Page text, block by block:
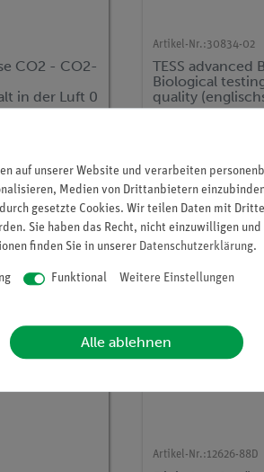
CO2 - CO2-
in der Luft 0
+
Artikel-Nr.:30834-02
TESS advanced
Biological
quality
Version)
Artikel-Nr.:12626-88D
auf unserer Website und verarbeiten
Medien von Drittanbietern
gesetzte Cookies. Wir teilen Daten mit
Sie haben das Recht, nicht einzuwilligen
finden Sie in unserer Daten­schutz­erklärung.
Funktional Weitere Einstellungen
Alle ablehnen